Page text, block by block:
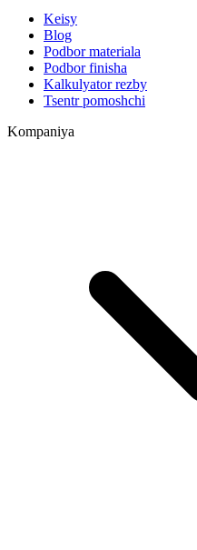
Keisy
Blog
Podbor materiala
Podbor finisha
Kalkulyator rezby
Tsentr pomoshchi
Kompaniya